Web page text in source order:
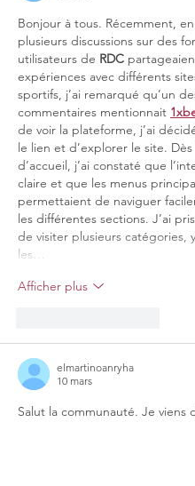
Bonjour à tous. Récemment,
plusieurs discussions sur des
utilisateurs de RDC
expériences avec différents
sportifs, j’ai remarqué qu’un
commentaires mentionnait
de voir la plateforme, j’ai
le lien et d’explorer le site.
d’accueil, j’ai constaté que
claire et que les menus
permettaient de naviguer
les différentes sections. J’ai
de visiter plusieurs catégories,
les…
Afficher plus
elmartinoanryha
10 mars
Salut la communauté. Je viens